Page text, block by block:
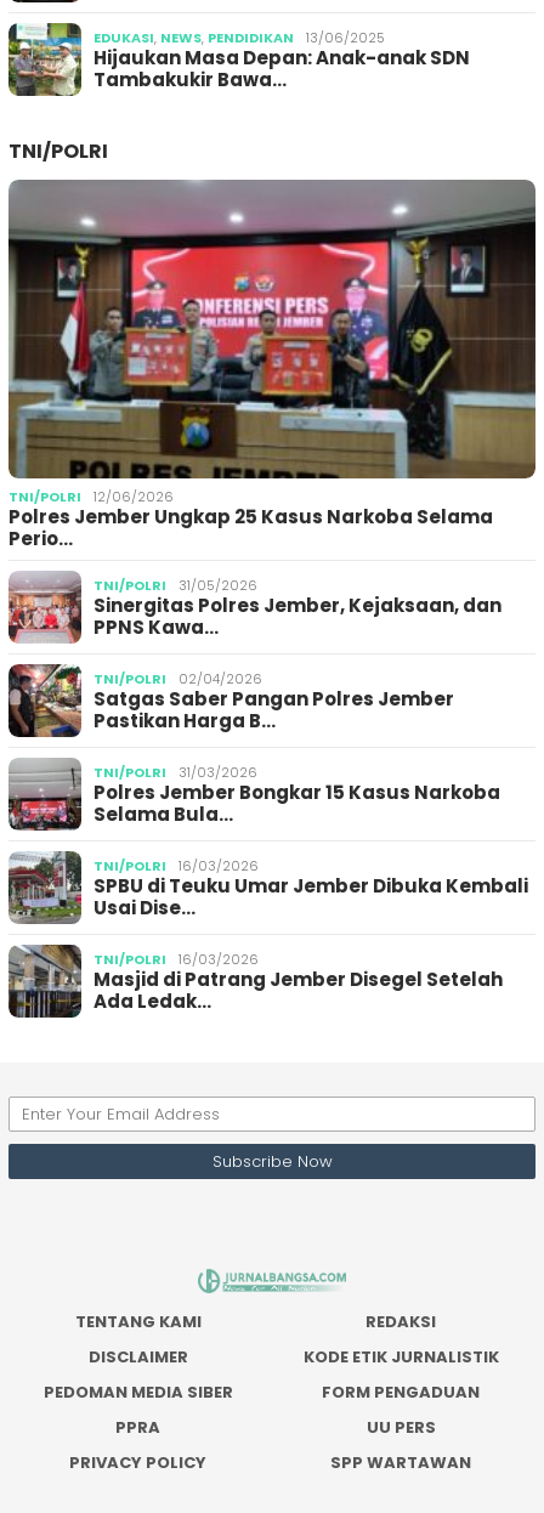
EDUKASI, NEWS, PENDIDIKAN 13/06/2025
Hijaukan Masa Depan: Anak-anak SDN
Tambakukir Bawa…
TNI/POLRI
TNI/POLRI 12/06/2026
Polres Jember Ungkap 25 Kasus Narkoba Selama
Perio…
TNI/POLRI 31/05/2026
Sinergitas Polres Jember, Kejaksaan, dan
PPNS Kawa…
TNI/POLRI 02/04/2026
Satgas Saber Pangan Polres Jember
Pastikan Harga B…
TNI/POLRI 31/03/2026
Polres Jember Bongkar 15 Kasus Narkoba
Selama Bula…
TNI/POLRI 16/03/2026
SPBU di Teuku Umar Jember Dibuka Kembali
Usai Dise…
TNI/POLRI 16/03/2026
Masjid di Patrang Jember Disegel Setelah
Ada Ledak…
TENTANG KAMI
REDAKSI
DISCLAIMER
KODE ETIK JURNALISTIK
PEDOMAN MEDIA SIBER
FORM PENGADUAN
PPRA
UU PERS
PRIVACY POLICY
SPP WARTAWAN